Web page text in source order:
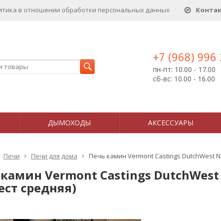
в отношении обработки персональных данныx
+7 (968) 996
пн-пт: 10.00 - 17.00
сб-вс: 10.00 - 16.00
ДЫМОХОДЫ АКСЕССУАРЫ
Печи Печи для дома Печь камин Vermont Castings DutchWest
Vermont Castings
средняя)